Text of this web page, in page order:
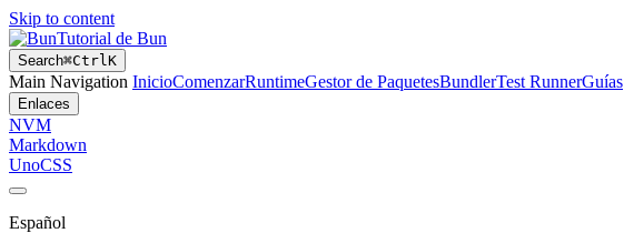
Skip to content
Tutorial de Bun
Search⌘CtrlK
Main Navigation InicioComenzarRuntimeGestor de PaquetesBundlerTest RunnerGuías
Enlaces
NVM
Markdown
UnoCSS
Español